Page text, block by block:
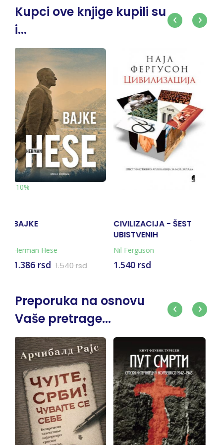
Kupci ove knjige kupili su
i...
- ŠEST
ZA MOĆ
Ferguson
rsd
DIKTATOROV POZIV
Ismail Kadare
1.485 rsd 1.650 rsd
Preporuka na osnovu
Vaše pretrage...